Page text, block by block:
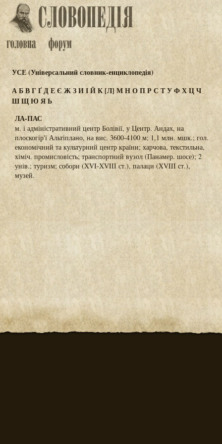
УСЕ (Універсальний словник-енциклопедія)
АБВГҐДЕЄ ЖЗИІЙК[Л] МНОПР СТУФХЦЧ
ШЩЮЯЬ
ЛА-ПАС
м. і адміністративний центр Болівії, у Центр. Андах, на
плоскогір'ї Альтіплано, на вис. 3600-4100 м; 1,1 млн. мшк.; гол.
економічний та культурний центр країни; харчова, текстильна,
хіміч. промисловість; транспортний вузол (Панамер. шосе); 2
унів.; туризм; собори (XVI-XVIII ст.), палаци (XVIII ст.),
музей.